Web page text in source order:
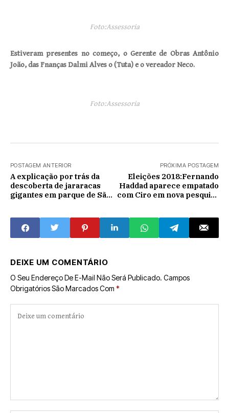
Foto:Assessoria
Estiveram presentes no começo, o Gerente de Obras Antônio
João, das Fnanças Dalmi Alves o (Tuta) e o vereador Neco.
Foto:Assessoria
POSTAGEM ANTERIOR
A explicação por trás da
descoberta de jararacas
gigantes em parque de São
PRÓXIMA POSTAGEM
Eleições 2018:Fernando
Haddad aparece empatado
com Ciro em nova pesquisa
DEIXE UM COMENTÁRIO
O Seu Endereço De E-Mail Não Será Publicado. Campos
Obrigatórios São Marcados Com *